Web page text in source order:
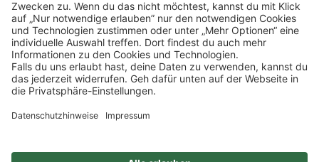
Klickehier, um alle offenen Jobs zu sehen.
Impressum Datenschutz
Privatsphäre-Einstellungen
FAQ
Veranstaltungen
Sitemap